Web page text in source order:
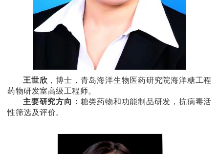
王世欣 ，博士，青岛海洋生物医药研究院海洋糖工程
药物研发室高级工程师。
主要研究方向： 糖类药物和功能制品研发，抗病毒活
性筛选及评价。